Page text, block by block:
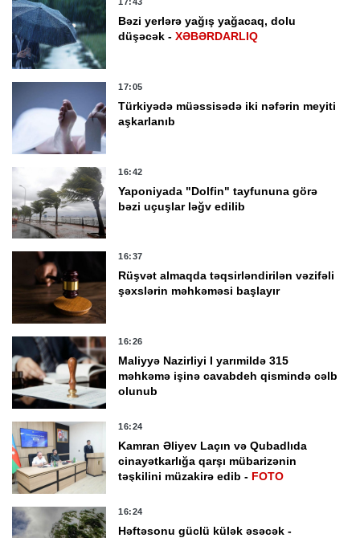
Bəzi yerlərə yağış yağacaq, dolu
düşəcək -XƏBƏRDARLIQ
17:05
Türkiyədə müəssisədə iki nəfərin meyiti
aşkarlanıb
16:42
Yaponiyada "Dolfin" tayfununa görə
bəzi uçuşlar ləğv edilib
16:37
Rüşvət almaqda təqsirləndirilən vəzifəli
şəxslərin məhkəməsi başlayır
16:26
Maliyyə Nazirliyi I yarımildə 315
məhkəmə işinə cavabdeh qismində cəlb
olunub
16:24
Kamran Əliyev Laçın və Qubadlıda
cinayətkarlığa qarşı mübarizənin
təşkilini müzakirə edib - FOTO
16:24
Həftəsonu güclü külək əsəcək -